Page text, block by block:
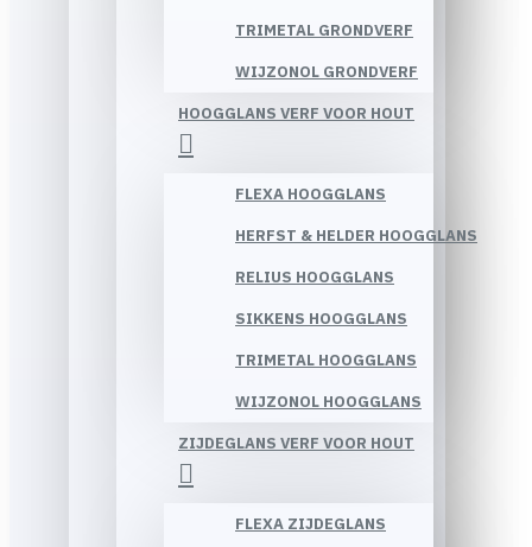
TRIMETAL GRONDVERF
WIJZONOL GRONDVERF
HOOGGLANS VERF VOOR HOUT
FLEXA HOOGGLANS
HERFST & HELDER HOOGGLANS
RELIUS HOOGGLANS
SIKKENS HOOGGLANS
TRIMETAL HOOGGLANS
WIJZONOL HOOGGLANS
ZIJDEGLANS VERF VOOR HOUT
FLEXA ZIJDEGLANS